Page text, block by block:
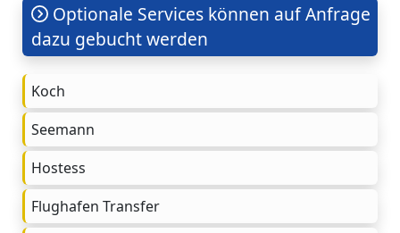
Optionale Services können auf Anfrage
dazu gebucht werden
Koch
Seemann
Hostess
Flughafen Transfer